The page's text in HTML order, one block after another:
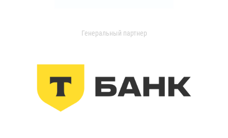
Генеральный партнер